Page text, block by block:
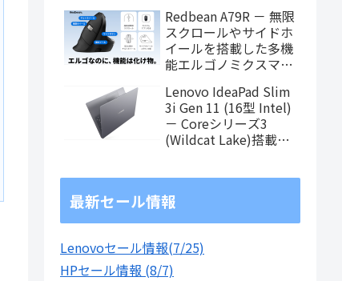
エイティブも快適にこ
なせます
Redbean A79R － 無限
スクロールやサイドホ
イールを搭載した多機
能エルゴノミクスマウ
ィング中
Lenovo IdeaPad Slim
3i Gen 11 (16型 Intel)
－ Coreシリーズ3
(Wildcat Lake)搭載の
最新セール情報
Lenovoセール情報(7/25)
HPセール情報 (8/7)